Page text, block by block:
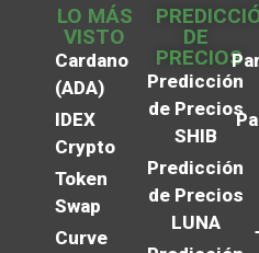
LO MÁS
VISTO
Cardano
(ADA)
IDEX
Crypto
Token
Swap
Curve
DE
PRECIOS
Predicción
de Precios
SHIB
Predicción
de Precios
LUNA